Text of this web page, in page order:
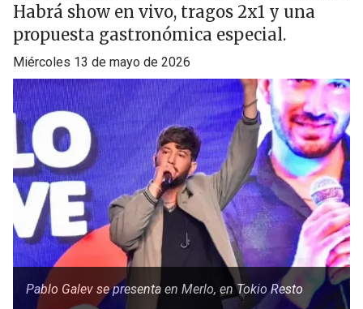
Habrá show en vivo, tragos 2x1 y una
propuesta gastronómica especial.
miércoles 13 de mayo de 2026
Pablo Galev se presenta en Merlo, en Tokio Resto